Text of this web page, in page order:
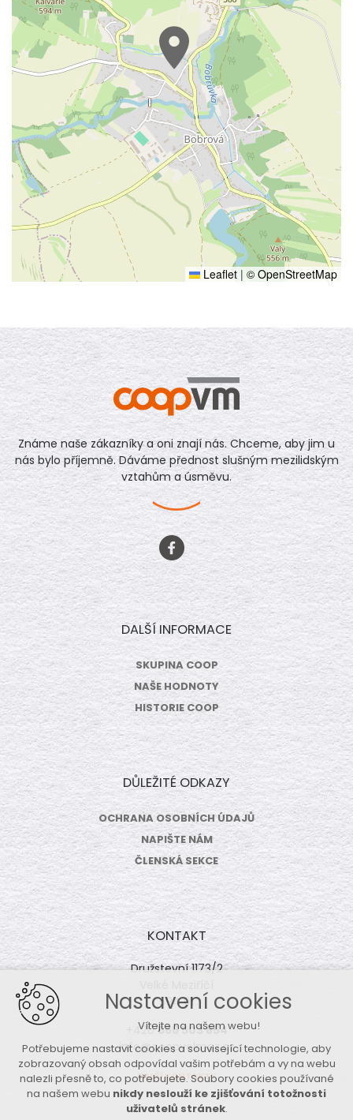
Leaflet | © OpenStreetMap
Známe naše zákazníky a oni znají nás. Chceme, aby jim u
nás bylo příjemně. Dáváme přednost slušným mezilidským
vztahům a úsměvu.
DALŠÍ INFORMACE
SKUPINA COOP
NAŠE HODNOTY
HISTORIE COOP
DŮLEŽITÉ ODKAZY
OCHRANA OSOBNÍCH ÚDAJŮ
NAPIŠTE NÁM
ČLENSKÁ SEKCE
KONTAKT
Družstevní 1173/2
594 01
+420566 503 854
info@coopvelmez.cz
DALŠÍ KONTAKTY
Nastavení cookies
Vítejte na našem webu!
Potřebujeme nastavit cookies a související technologie, aby
zobrazovaný obsah odpovídal vašim potřebám a vy na webu
nalezli přesně to, co potřebujete. Soubory cookies používané
na našem webu nikdy neslouží ke zjišťování totožnosti
uživatelů stránek.